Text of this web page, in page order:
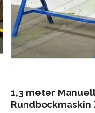
1,3 meter Manuell
Rundbockmaskin